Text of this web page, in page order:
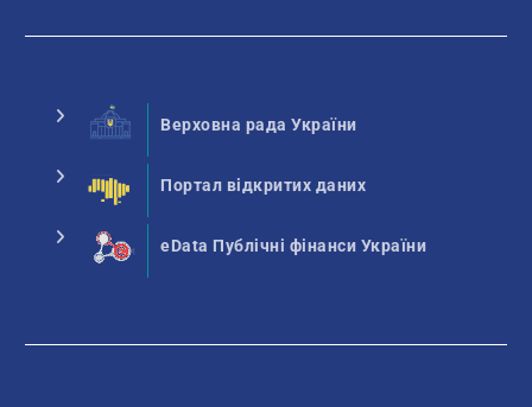
Верховна рада України
Портал відкритих даних
eData Публічні фінанси України